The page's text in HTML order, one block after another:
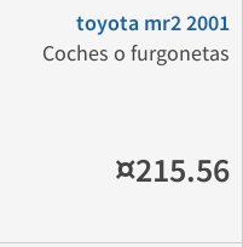
toyota mr2 2001
Coches o furgonetas
¤215.56